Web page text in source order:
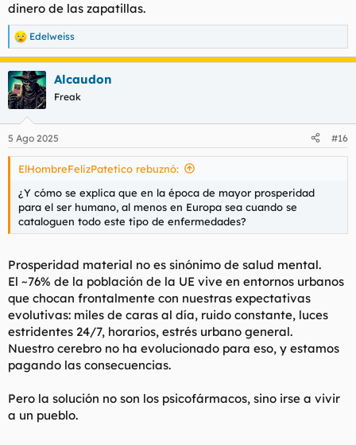
dinero de las zapatillas.
R
e
a
c
c
i
e
s
Edelweiss
Alcaudon
Freak
5 Ago 2025 #16
ElHombreFelizPatetico rebuznó:
¿Y cómo se explica que en la época de mayor prosperidad
para el ser humano, al menos en Europa sea cuando se
cataloguen todo este tipo de enfermedades?
Prosperidad material no es sinónimo de salud mental.
El ~76% de la población de la UE vive en entornos urbanos
que chocan frontalmente con nuestras expectativas
evolutivas: miles de caras al día, ruido constante, luces
estridentes 24/7, horarios, estrés urbano general.
Nuestro cerebro no ha evolucionado para eso, y estamos
pagando las consecuencias.
Pero la solución no son los psicofármacos, sino irse a vivir
a un pueblo.